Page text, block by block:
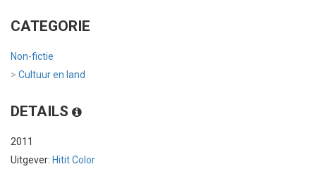
CATEGORIE
Non-fictie
> Cultuur en land
DETAILS
2011
Uitgever: Hitit Color